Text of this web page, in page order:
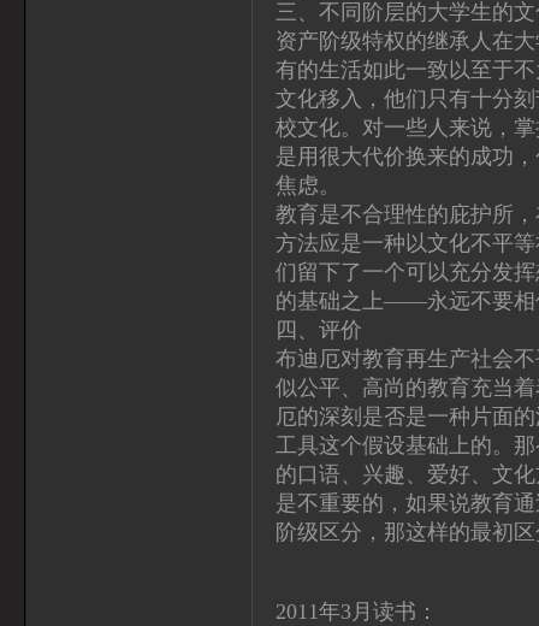
三、不同阶层的大学生的
资产阶级特权的继承人在
有的生活如此一致以至于
文化移入，他们只有十分
校文化。对一些人来说，
是用很大代价换来的成功
焦虑。
教育是不合理性的庇护所
方法应是一种以文化不平
们留下了一个可以充分发
的基础之上——永远不要相
四、评价
布迪厄对教育再生产社会
似公平、高尚的教育充当
厄的深刻是否是一种片面
工具这个假设基础上的。
的口语、兴趣、爱好、文
是不重要的，如果说教育
阶级区分，那这样的最初
2011年3月读书：